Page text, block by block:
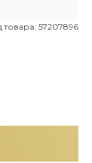
товара: 57207896